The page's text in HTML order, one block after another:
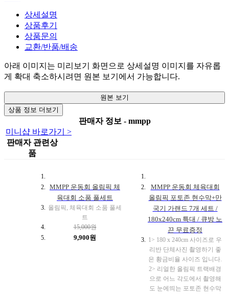
상세설명
상품후기
상품문의
교환/반품/배송
아래 이미지는 미리보기 화면으로 상세설명 이미지를 자유롭
게 확대 축소하시려면 원본 보기에서 가능합니다.
원본 보기
상품 정보 더보기
판매자 정보 - mmpp
미니샵 바로가기 >
판매자 관련상
품
MMPP 운동회 올림픽 체
육대회 소품 풀세트
올림픽, 체육대회 소품 풀세
트
15,000원
9,900원
MMPP 운동회 체육대회
올림픽 포토존 현수막+만
국기 가랜드 7개 세트 /
180x240cm 특대 / 큐방 노
끈 무료증정
1> 180 x 240cm 사이즈로 우
리반 단체사진 촬영하기 좋
은 황금비율 사이즈 입니다.
2> 리얼한 올림픽 트랙배경
으로 어느 각도에서 촬영해
도 눈에띄는 포토존 현수막